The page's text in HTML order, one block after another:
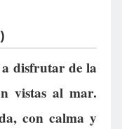
disfrutar de la
vistas al mar.
con calma y